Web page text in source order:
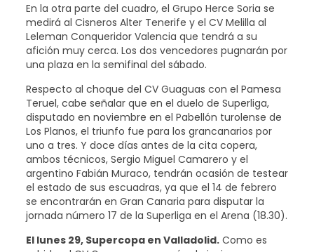
En la otra parte del cuadro, el Grupo Herce Soria se
medirá al Cisneros Alter Tenerife y el CV Melilla al
Leleman Conqueridor Valencia que tendrá a su
afición muy cerca. Los dos vencedores pugnarán por
una plaza en la semifinal del sábado.
Respecto al choque del CV Guaguas con el Pamesa
Teruel, cabe señalar que en el duelo de Superliga,
disputado en noviembre en el Pabellón turolense de
Los Planos, el triunfo fue para los grancanarios por
uno a tres. Y doce días antes de la cita copera,
ambos técnicos, Sergio Miguel Camarero y el
argentino Fabián Muraco, tendrán ocasión de testear
el estado de sus escuadras, ya que el 14 de febrero
se encontrarán en Gran Canaria para disputar la
jornada número 17 de la Superliga en el Arena (18.30).
El lunes 29, Supercopa en Valladolid.Como es